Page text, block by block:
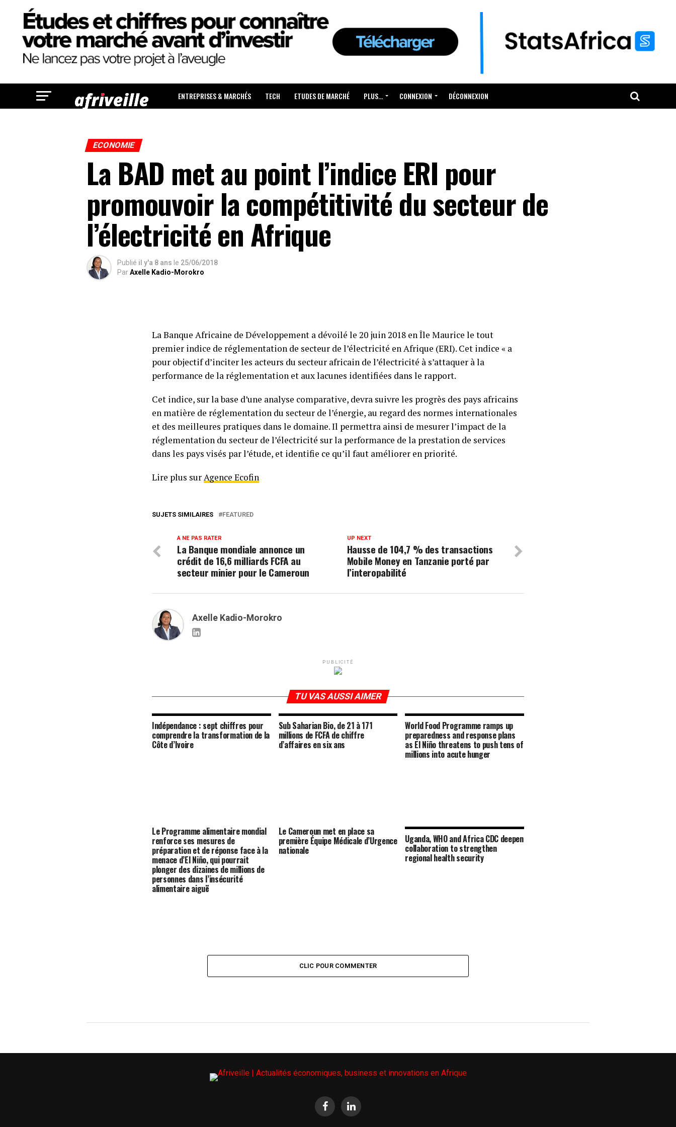
ENTREPRISES & MARCHÉS TECH ETUDES DE MARCHÉ PLUS… CONNEXION DÉCONNEXION
ECONOMIE
La BAD met au point l’indice ERI pour
promouvoir la compétitivité du secteur de
l’électricité en Afrique
Publié il y'a 8 ans le 25/06/2018
ParAxelle Kadio-Morokro
La Banque Africaine de Développement a dévoilé le 20 juin 2018 en Île Maurice le tout
premier indice de réglementation de secteur de l’électricité en Afrique (ERI). Cet indice « a
pour objectif d’inciter les acteurs du secteur africain de l’électricité à s’attaquer à la
performance de la réglementation et aux lacunes identifiées dans le rapport.
Cet indice, sur la base d’une analyse comparative, devra suivre les progrès des pays africains
en matière de réglementation du secteur de l’énergie, au regard des normes internationales
et des meilleures pratiques dans le domaine. Il permettra ainsi de mesurer l’impact de la
réglementation du secteur de l’électricité sur la performance de la prestation de services
dans les pays visés par l’étude, et identifie ce qu’il faut améliorer en priorité.
Lire plus surAgence Ecofin
SUJETS SIMILAIRES FEATURED
UP NEXT
Hausse de 104,7 % des transactions
Mobile Money en Tanzanie porté par
l’interopabilité
A NE PAS RATER
La Banque mondiale annonce un
crédit de 16,6 milliards FCFA au
secteur minier pour le Cameroun
Axelle Kadio-Morokro
PUBLICITÉ
TU VAS AUSSI AIMER
Indépendance : sept chiffres pour
comprendre la transformation de la
Côte d’Ivoire
Sub Saharian Bio, de 21 à 171
millions de FCFA de chiffre
d’affaires en six ans
World Food Programme ramps up
preparedness and response plans
as El Niño threatens to push tens of
millions into acute hunger
Le Programme alimentaire mondial
renforce ses mesures de
préparation et de réponse face à la
menace d’El Niño, qui pourrait
plonger des dizaines de millions de
personnes dans l’insécurité
alimentaire aiguë
Le Cameroun met en place sa
première Équipe Médicale d’Urgence
nationale
Uganda, WHO and Africa CDC deepen
collaboration to strengthen
regional health security
CLIC POUR COMMENTER